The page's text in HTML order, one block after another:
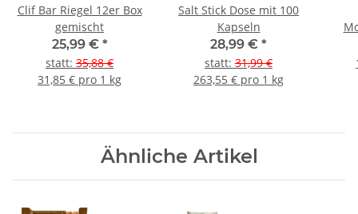
Clif Bar Riegel 12er Box
gemischt
25,99 € *
statt: 35,88 €
31,85 € pro 1 kg
Salt Stick Dose mit 100
Kapseln
28,99 € *
statt: 31,99 €
263,55 € pro 1 kg
Ähnliche Artikel